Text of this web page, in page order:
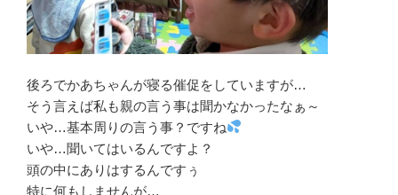
後ろでかあちゃんが寝る催促をしていますが…
そう言えば私も親の言う事は聞かなかったなぁ～
いや…基本周りの言う事？ですね
いや…聞いてはいるんですよ？
頭の中にありはするんですぅ
特に何もしませんが…